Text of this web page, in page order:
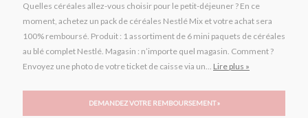
Quelles céréales allez-vous choisir pour le petit-déjeuner ? En ce
moment, achetez un pack de céréales Nestlé Mix et votre achat sera
100% remboursé. Produit : 1 assortiment de 6 mini paquets de céréales
au blé complet Nestlé. Magasin : n’importe quel magasin. Comment ?
Envoyez une photo de votre ticket de caisse via un... Lire plus »
DEMANDEZ VOTRE REMBOURSEMENT »